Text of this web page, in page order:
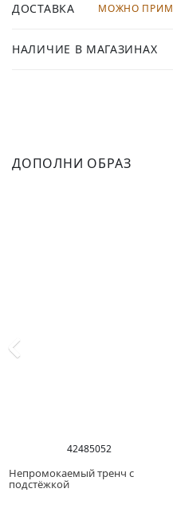
ДОСТАВКА МОЖНО
НАЛИЧИЕ В МАГАЗИНАХ
ДОПОЛНИ ОБРАЗ
42485052
Непромокаемый тренч с
подстёжкой